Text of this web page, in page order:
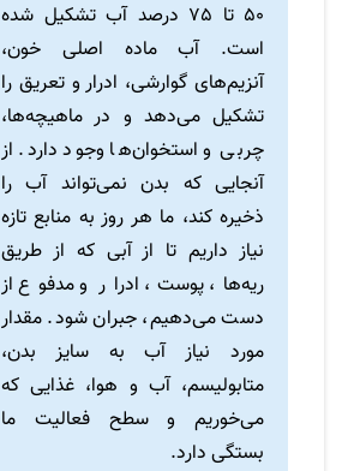
50 تا 75 درصد آب تشکیل شده
است. آب ماده اصلی خون،
آنزیم‌های گوارشی، ادرار و تعریق را
تشکیل می‌دهد و در ماهیچه‌ها،
چربی و استخوان‌ها وجود دارد. از
آنجایی که بدن نمی‌تواند آب را
ذخیره کند، ما هر روز به منابع تازه
نیاز داریم تا از آبی که از طریق
ریه‌ها، پوست، ادرار و مدفوع از
دست می‌دهیم، جبران شود. مقدار
مورد نیاز آب به سایز بدن،
متابولیسم، آب و هوا، غذایی که
می‌خوریم و سطح فعالیت ما
بستگی دارد.